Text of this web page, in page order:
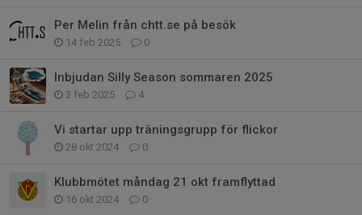
Per Melin från chtt.se på besök
14 feb 2025 0
Inbjudan Silly Season sommaren 2025
3 feb 2025 4
Vi startar upp träningsgrupp för flickor
28 okt 2024 0
Klubbmötet måndag 21 okt framflyttad
16 okt 2024 0